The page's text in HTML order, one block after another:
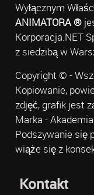
Wyłącznym
ANIMATORA ®
Korporacja.NET
z siedzibą w
Copyright © -
Kopiowanie,
zdjęć, grafik jest
Marka -
Podszywanie się
wiąże się z
Kontakt